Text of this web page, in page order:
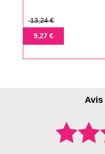
Prix
base
13,24 €
Prix9,27 €
Avis